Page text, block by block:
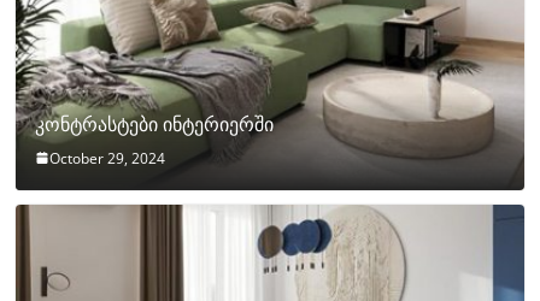
კონტრასტები ინტერიერში
October 29, 2024